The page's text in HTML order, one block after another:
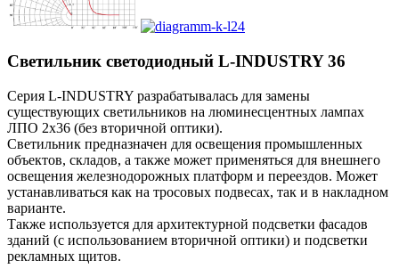
Светильник светодиодный L-INDUSTRY 36
Серия L-INDUSTRY разрабатывалась для замены
существующих светильников на люминесцентных лампах
ЛПО 2х36 (без вторичной оптики).
Светильник предназначен для освещения промышленных
объектов, складов, а также может применяться для внешнего
освещения железнодорожных платформ и переездов. Может
устанавливаться как на тросовых подвесах, так и в накладном
варианте.
Также используется для архитектурной подсветки фасадов
зданий (с использованием вторичной оптики) и подсветки
рекламных щитов.